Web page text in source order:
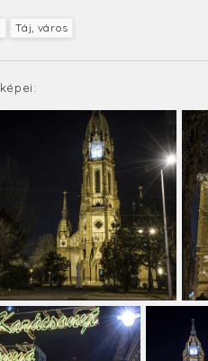
Táj, város